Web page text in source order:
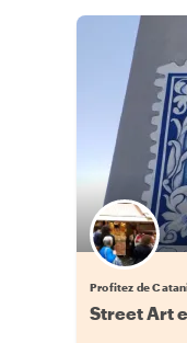
Profitez de
Street Art